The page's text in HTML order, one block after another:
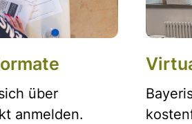
über
anmelden.